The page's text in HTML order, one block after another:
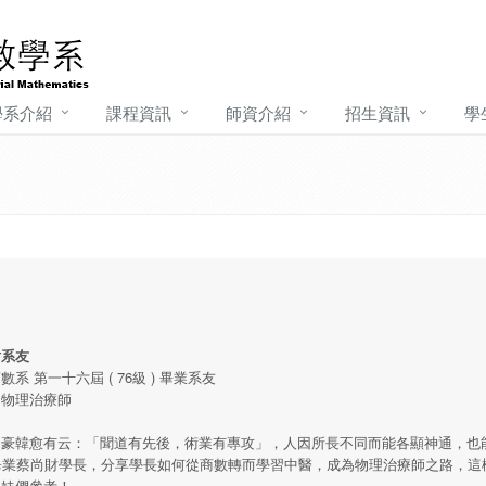
介紹 課程資訊 師資介紹 招生資訊 學
友
系 第一十六屆 ( 76級 ) 畢業系友
理治療師
韓愈有云：「聞道有先後，術業有專攻」，人因所長不同而能各顯神通，
蔡尚財學長，分享學長如何從商數轉而學習中醫，成為物理治療師之路，